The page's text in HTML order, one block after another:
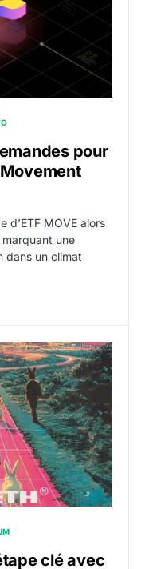
pour
d’ETF MOVE alors
une
dans un climat
avec le lancement
clé avec